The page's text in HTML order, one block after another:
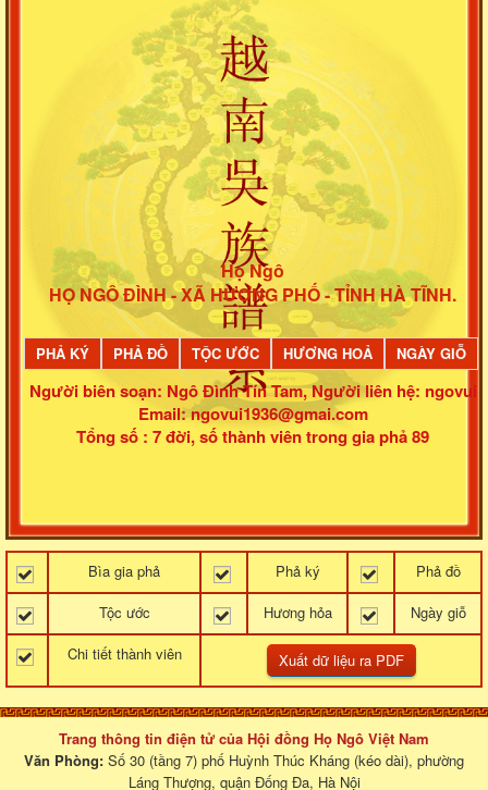
Họ Ngô
HỌ NGÔ ĐÌNH - XÃ HƯƠNG PHỐ - TỈNH HÀ TĨNH.
PHẢ KÝ PHẢ ĐỒ TỘC ƯỚC HƯƠNG HOẢ NGÀY GIỖ
Người biên soạn: Ngô Đình Tín Tam,Người liên hệ: ngovui
Email: ngovui1936@gmai.com
Tổng số : 7 đời, số thành viên trong gia phả 89
Bìa gia phả Phả ký
Phả đồ
Tộc ước
Hương hỏa
Ngày giỗ
Chi tiết thành viên
Trang thông tin điện tử của Hội đồng Họ Ngô Việt Nam
Văn Phòng: Số 30 (tầng 7) phố Huỳnh Thúc Kháng (kéo dài), phường
Láng Thượng, quận Đống Đa, Hà Nội